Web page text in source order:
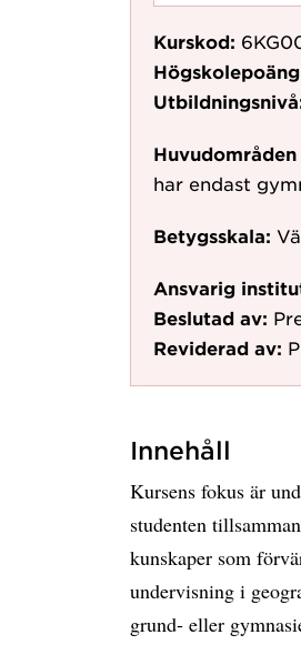
Kurskod:
har endast
Betygsskala:
Ansvarig
Beslutad av:
Reviderad av:
Innehåll
Kursens fokus är
studenten
kunskaper som
undervisning i
grund- eller